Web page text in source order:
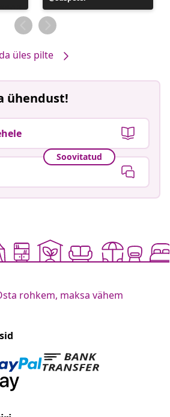
avaldatud
üles pilte
ühendust!
Soovitatud
rohkem, maksa vähem